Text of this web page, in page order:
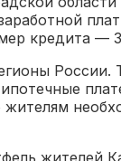
кредита —
России.
жителей